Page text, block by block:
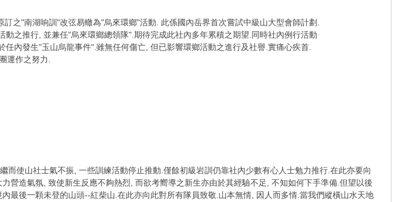
之"南湖响訓"改弦易轍為"烏來環鄉"活動. 此係國內岳界首次嘗試中級山大型會師計劃.
之推行, 並兼任"烏來環鄉總領隊".期待完成此社內多年累積之期望.同時社內例行活動
內發生"玉山烏龍事件".雖無任何傷亡, 但已影響環鄉活動之進行及社譽.實痛心疾首.
運作之努力.
使山社士氣不振, 一些訓練活動停止推動.僅餘初級岩訓仍靠社內少數有心人士勉力推行.在此亦要向
營造氣氛, 致使新生反應不夠熱烈, 而欲考嚮導之新生亦由於其經驗不足, 不知如何下手準備.但望以後
最後一顆未登的山頭--紅柴山.在此亦向此對所有隊員致敬.山本無情, 因人而多情.當我們縱橫山水天地